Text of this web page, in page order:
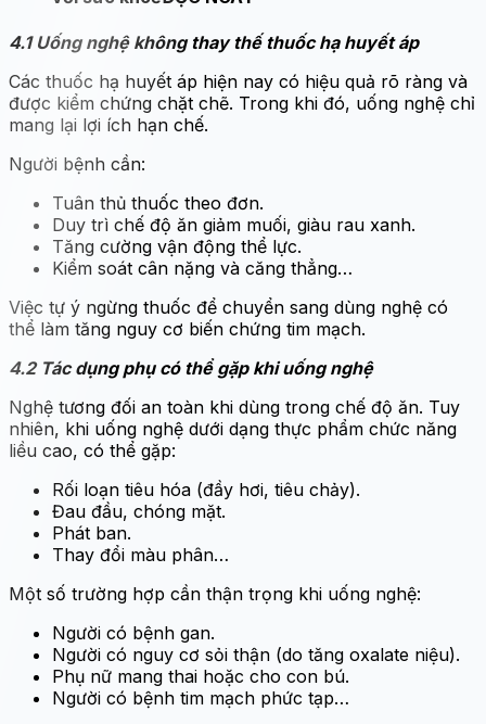
4.1 Uống nghệ không thay thế thuốc hạ huyết áp
Các thuốc hạ huyết áp hiện nay có hiệu quả rõ ràng và
được kiểm chứng chặt chẽ. Trong khi đó, uống nghệ chỉ
mang lại lợi ích hạn chế.
Người bệnh cần:
Tuân thủ thuốc theo đơn.
Duy trì chế độ ăn giảm muối, giàu rau xanh.
Tăng cường vận động thể lực.
Kiểm soát cân nặng và căng thẳng…
Việc tự ý ngừng thuốc để chuyển sang dùng nghệ có
thể làm tăng nguy cơ biến chứng tim mạch.
4.2 Tác dụng phụ có thể gặp khi uống nghệ
Nghệ tương đối an toàn khi dùng trong chế độ ăn. Tuy
nhiên, khi uống nghệ dưới dạng thực phẩm chức năng
liều cao, có thể gặp:
Rối loạn tiêu hóa (đầy hơi, tiêu chảy).
Đau đầu, chóng mặt.
Phát ban.
Thay đổi màu phân…
Một số trường hợp cần thận trọng khi uống nghệ:
Người có bệnh gan.
Người có nguy cơ sỏi thận (do tăng oxalate niệu).
Phụ nữ mang thai hoặc cho con bú.
Người có bệnh tim mạch phức tạp…